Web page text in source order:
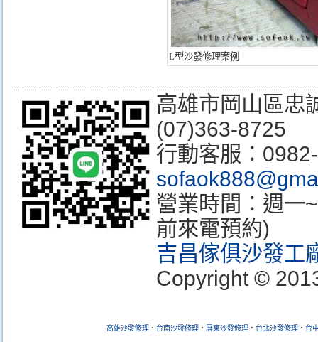
L型沙發修理案例
高雄市岡山區忠
(07)363-8725
行動客服：
營業時間：週一
前來電預約)
吉昌傢俱沙發工
Copyright ©
高雄沙發修理 ‧ 台南沙發修理 ‧ 屏東沙發修理 ‧ 台北沙發修理 ‧ 台